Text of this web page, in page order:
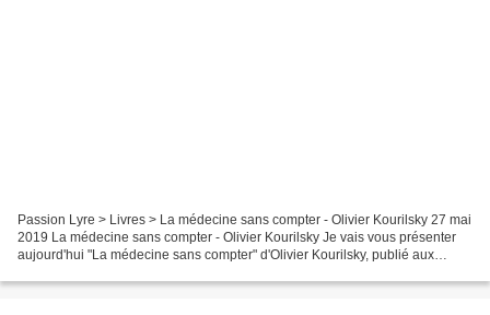
Passion Lyre > Livres > La médecine sans compter - Olivier Kourilsky 27 mai
2019 La médecine sans compter - Olivier Kourilsky Je vais vous présenter
aujourd'hui "La médecine sans compter" d'Olivier Kourilsky, publié aux